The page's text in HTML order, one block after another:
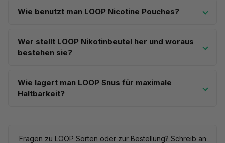
Wie benutzt man LOOP Nicotine Pouches?
Wer stellt LOOP Nikotinbeutel her und woraus
bestehen sie?
Wie lagert man LOOP Snus für maximale
Haltbarkeit?
Fragen zu LOOP Sorten oder zur Bestellung? Schreib an